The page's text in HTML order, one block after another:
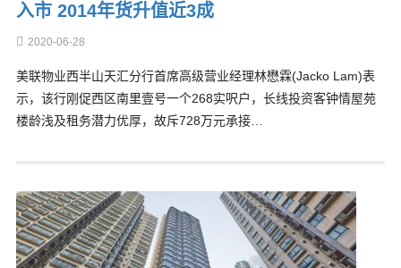
入市 2014年货升值近3成
2020-06-28
美联物业西半山天汇分行首席高级营业经理林懋霖(Jacko Lam)表
示，该行刚促西区南里壹号一个268实呎户，长线投资客钟情屋苑
楼龄浅及租务潜力优厚，故斥728万元承接…